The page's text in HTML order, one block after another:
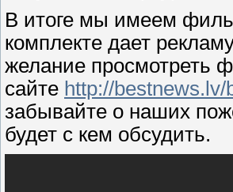
В итоге мы имеем
комплекте дает
желание просмотреть
сайте http://
забывайте о наших
будет с кем обсудить.